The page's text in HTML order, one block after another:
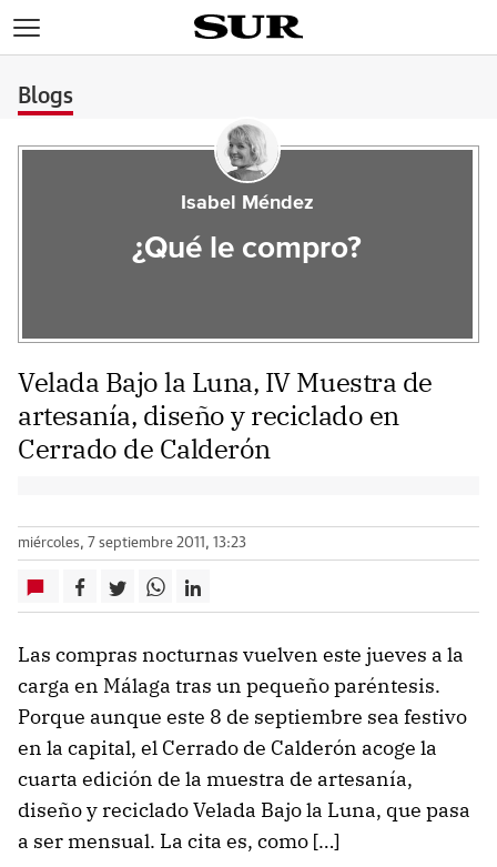
Blogs
Isabel Méndez
¿Qué le compro?
Velada Bajo la Luna, IV Muestra de
artesanía, diseño y reciclado en
Cerrado de Calderón
miércoles, 7 septiembre 2011, 13:23
Las compras nocturnas vuelven este jueves a la
carga en Málaga tras un pequeño paréntesis.
Porque aunque este 8 de septiembre sea festivo
en la capital, el Cerrado de Calderón acoge la
cuarta edición de la muestra de artesanía,
diseño y reciclado Velada Bajo la Luna, que pasa
a ser mensual. La cita es, como […]